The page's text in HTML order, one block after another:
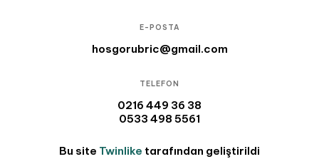
E-POSTA
hosgorubric@gmail.com
TELEFON
0216 449 36 38
0533 498 5561
Bu site Twinlike tarafından geliştirildi